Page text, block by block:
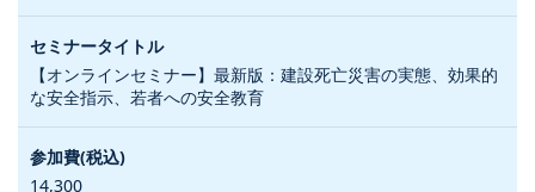
【オンラインセミナー】最新版：建設死亡災害の実態、効果的
な安全指示、若者への安全教育
14,300